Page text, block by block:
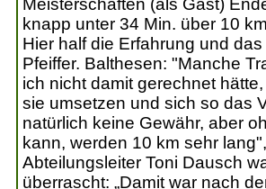
Meisterschaften (als Gast)
knapp unter 34 Min. über 10
Hier half die Erfahrung und
Pfeiffer. Balthesen: "Manche
ich nicht damit gerechnet
sie umsetzen und sich so das
natürlich keine Gewähr, aber
kann, werden 10 km sehr
Abteilungsleiter Toni Dausch
überrascht: „Damit war nach